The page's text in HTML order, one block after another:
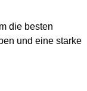
die besten
und eine starke